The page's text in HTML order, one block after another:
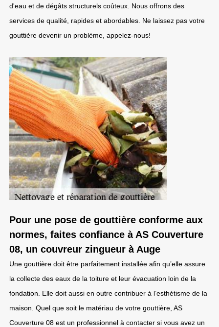
d'eau et de dégâts structurels coûteux. Nous offrons des
services de qualité, rapides et abordables. Ne laissez pas votre
gouttière devenir un problème, appelez-nous!
Pour une pose de gouttière conforme aux
normes, faites confiance à AS Couverture
08, un couvreur zingueur à Auge
Une gouttière doit être parfaitement installée afin qu’elle assure
la collecte des eaux de la toiture et leur évacuation loin de la
fondation. Elle doit aussi en outre contribuer à l’esthétisme de la
maison. Quel que soit le matériau de votre gouttière, AS
Couverture 08 est un professionnel à contacter si vous avez un